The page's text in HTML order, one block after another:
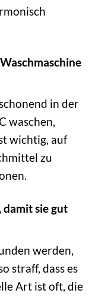
in der
waschen,
wichtig, auf
zu
sie gut
werden,
straff, dass es
Art ist oft, die